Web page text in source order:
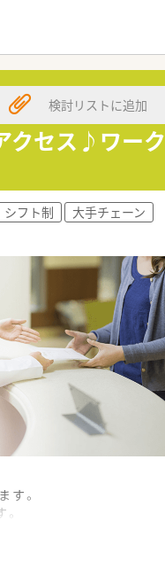
を運営しています
ています
すい環境が整備されて
クセス♪ワーク
検討リストに追加
シフト制
大手チェーン
。